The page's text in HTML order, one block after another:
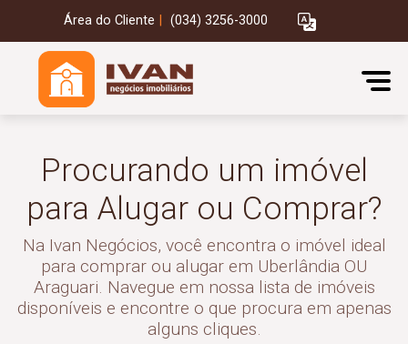
Área do Cliente (034) 3256-3000
Procurando um imóvel
para Alugar ou Comprar?
Na Ivan Negócios, você encontra o imóvel ideal
para comprar ou alugar em Uberlândia OU
Araguari. Navegue em nossa lista de imóveis
disponíveis e encontre o que procura em apenas
alguns cliques.